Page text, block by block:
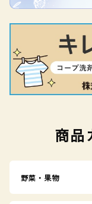
商品
野菜・果物